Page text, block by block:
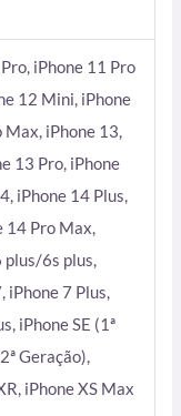
iPhone 11 Pro
12 Mini, iPhone
Max, iPhone 13,
13 Pro, iPhone
iPhone 14 Plus,
14 Pro Max,
plus/6s plus,
iPhone 7 Plus,
iPhone SE (1ª
Geração),
iPhone XS Max